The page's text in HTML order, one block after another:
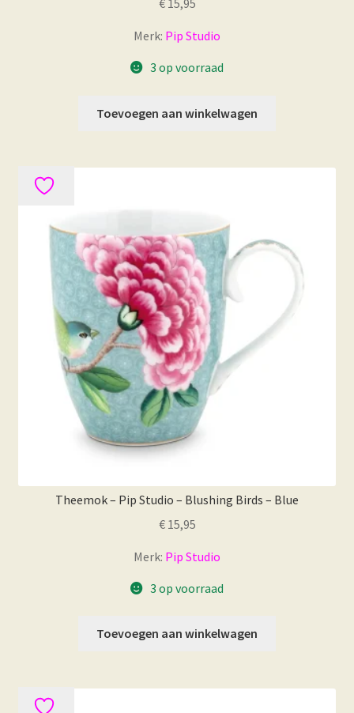
€15,95
Merk: Pip Studio
3 op voorraad
Toevoegen aan winkelwagen
Theemok – Pip Studio – Blushing Birds – Blue
€15,95
Merk: Pip Studio
3 op voorraad
Toevoegen aan winkelwagen